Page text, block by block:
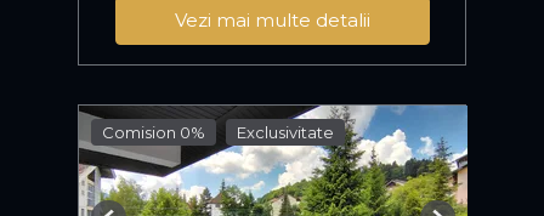
Vezi mai multe detalii
Comision 0% Exclusivitate